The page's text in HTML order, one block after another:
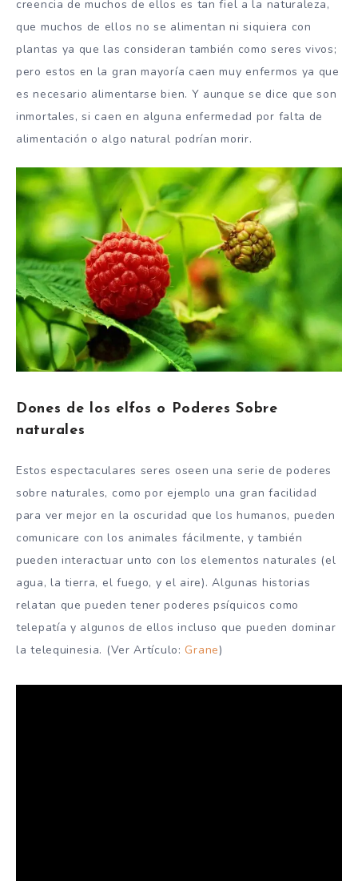
creencia de muchos de ellos es tan fiel a la naturaleza,
que muchos de ellos no se alimentan ni siquiera con
plantas ya que las consideran también como seres vivos;
pero estos en la gran mayoría caen muy enfermos ya que
es necesario alimentarse bien. Y aunque se dice que son
inmortales, si caen en alguna enfermedad por falta de
alimentación o algo natural podrían morir.
Dones de los elfos o Poderes Sobre
naturales
Estos espectaculares seres oseen una serie de poderes
sobre naturales, como por ejemplo una gran facilidad
para ver mejor en la oscuridad que los humanos, pueden
comunicare con los animales fácilmente, y también
pueden interactuar unto con los elementos naturales (el
agua, la tierra, el fuego, y el aire). Algunas historias
relatan que pueden tener poderes psíquicos como
telepatía y algunos de ellos incluso que pueden dominar
la telequinesia. (Ver Artículo: Grane)